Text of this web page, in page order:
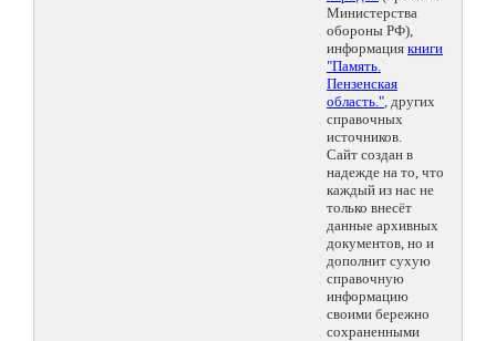
Министерства
обороны РФ),
информация книги
"Память.
Пензенская
область.", других
справочных
источников.
Сайт создан в
надежде на то, что
каждый из нас не
только внесёт
данные архивных
документов, но и
дополнит сухую
справочную
информацию
своими бережно
сохраненными